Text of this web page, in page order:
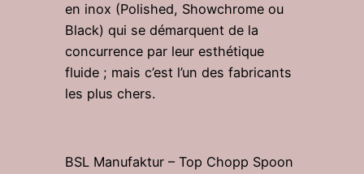
en inox (Polished, Showchrome ou
Black) qui se démarquent de la
concurrence par leur esthétique
fluide ; mais c’est l’un des fabricants
les plus chers.
BSL Manufaktur – Top Chopp Spoon